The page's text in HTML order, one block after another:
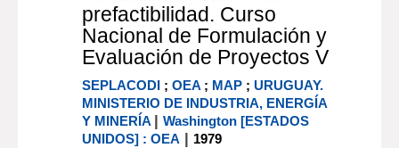
prefactibilidad. Curso
Nacional de Formulación y
Evaluación de Proyectos V
SEPLACODI ;OEA ; MAP ;URUGUAY.
MINISTERIO DE INDUSTRIA, ENERGÍA
Y MINERÍA |Washington [ESTADOS
UNIDOS] : OEA | 1979